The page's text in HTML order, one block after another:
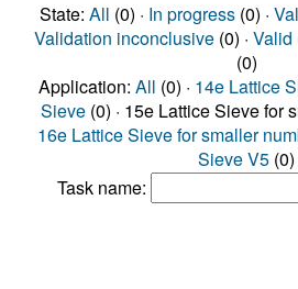
State: All (0) · In progress(0) ·
Validation inconclusive(0) · Valid
(0)
Application: All (0) · 14e Lattice
Sieve (0) · 15e Lattice Sieve for
16e Lattice Sieve for smaller
Sieve V5 (0)
Task name: